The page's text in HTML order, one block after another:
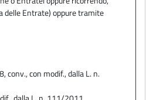
delle Entrate) oppure tramite
con modif., dalla L. n.